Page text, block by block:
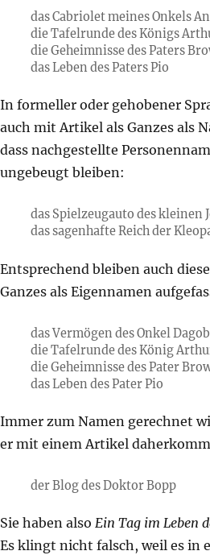
das Cabriolet meines Onkels
die Tafelrunde des Königs
die Geheimnisse des Paters
das Leben des Paters Pio
In formeller oder gehobener
auch mit Artikel als Ganzes als
dass nachgestellte
ungebeugt bleiben:
das Spielzeugauto des kleinen
das sagenhafte Reich der
Entsprechend bleiben auch
Ganzes als Eigennamen
das Vermögen des Onkel
die Tafelrunde des König
die Geheimnisse des Pater
das Leben des Pater Pio
Immer zum Namen gerechnet
er mit einem Artikel
der Blog des Doktor Bopp
Sie haben also Ein Tag im Leben
Es klingt nicht falsch, weil es in